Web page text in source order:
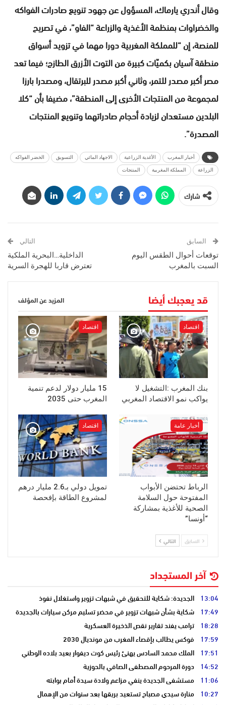
وقال أندري يارماك، المسؤول عن جهود تنويع صادرات الفواكه
والخضراوات بمنظمة الأغذية والزراعة “الفاو”، في تصريح
للمنصة، إن “للمملكة المغربية دورا مهما في تزويد أسواق
منطقة آسيان بكميّات كبيرة من التوت الأزرق الطازج؛ فيما تعد
مصر أكبر مصدر للتمر، وثاني أكبر مصدر للبرتقال، ومصدرا بارزا
لمجموعة من المنتجات الأخرى إلى المنطقة”، مضيفا بأن “كلا
البلدين مستعدان لزيادة أحجام صادراتهما وتنويع المنتجات
المصدرة”.
أخبار المغرب الأغدية الزراعية الاجهاد المائي التسويق الخضر الفواكه
الزراعة المملكة المغربية المنتجات
شارك
السابق
توقعات أحوال الطقس اليوم
السبت بالمغرب
التالي
الداخلية…البحرية الملكية
تعترض قاربا للهجرة السرية
قد يعجبك أيضا المزيد عن المؤلف
اقتصاد
بنك المغرب :التشغيل لا
يواكب نمو الاقتصاد المغربي
اقتصاد
15 مليار دولار لدعم تنمية
المغرب حتى 2035
أخبار عامة
الرباط تحتضن الأبواب
المفتوحة حول السلامة
الصحية للأغذية بمشاركة
“أونسا”
اقتصاد
تمويل دولي بـ2.6 مليار درهم
لمشروع الطاقة بإفحصة
السابق التالي
آخر المستجداد
13:04 الجديدة: شكاية للتحقيق في شبهات تزوير واستغلال نفوذ
17:49 شكاية بشأن شبهات تزوير في محضر تسليم مركن سيارات بالجديدة
18:28 ترامب يفند تقارير نقص الذخيرة العسكرية
17:59 فوكس يطالب بإقصاء المغرب من مونديال 2030
17:51 الملك محمد السادس يهنئ رئيس كوت ديفوار بعيد بلاده الوطني
14:52 دورة المرحوم المصطفى الصافي بالحوزية
11:06 مستشفى الجديدة ينفي مزاعم ولادة سيدة أمام بوابته
10:27 منارة سيدي مصباح تستعيد بريقها بعد سنوات من الإهمال